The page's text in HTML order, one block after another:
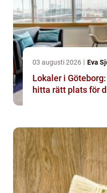
03 augusti 2026 Eva
Lokaler i
hitta rätt plats för